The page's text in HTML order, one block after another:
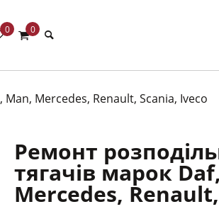
0 0
Man, Mercedes, Renault, Scania, Iveco
Ремонт
тягачів марок
Mercedes,